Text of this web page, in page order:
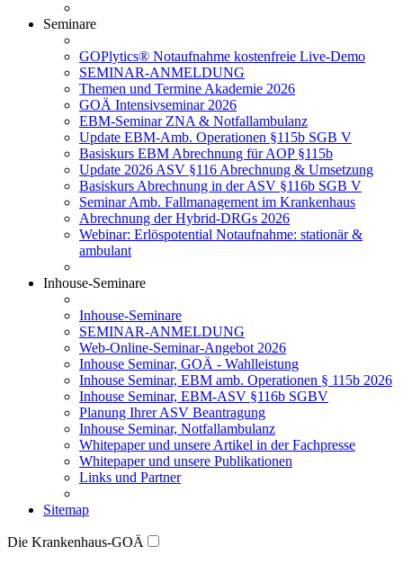
Seminare
GOPlytics® Notaufnahme kostenfreie Live-Demo
SEMINAR-ANMELDUNG
Themen und Termine Akademie 2026
GOÄ Intensivseminar 2026
EBM-Seminar ZNA & Notfallambulanz
Update EBM-Amb. Operationen §115b SGB V
Basiskurs EBM Abrechnung für AOP §115b
Update 2026 ASV §116 Abrechnung & Umsetzung
Basiskurs Abrechnung in der ASV §116b SGB V
Seminar Amb. Fallmanagement im Krankenhaus
Abrechnung der Hybrid-DRGs 2026
Webinar: Erlöspotential Notaufnahme: stationär &
ambulant
Inhouse-Seminare
Inhouse-Seminare
SEMINAR-ANMELDUNG
Web-Online-Seminar-Angebot 2026
Inhouse Seminar, GOÄ - Wahlleistung
Inhouse Seminar, EBM amb. Operationen § 115b 2026
Inhouse Seminar, EBM-ASV §116b SGBV
Planung Ihrer ASV Beantragung
Inhouse Seminar, Notfallambulanz
Whitepaper und unsere Artikel in der Fachpresse
Whitepaper und unsere Publikationen
Links und Partner
Sitemap
Die Krankenhaus-GOÄ